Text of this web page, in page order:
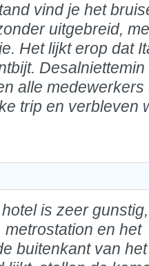
vind je het
uitgebreid,
Het lijkt erop dat
alle
trip en verbleven
is zeer gunstig,
en het
buitenkant van het